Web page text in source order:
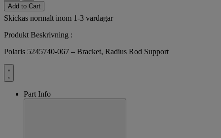
Add to Cart
Skickas normalt inom 1-3 vardagar
Produkt Beskrivning :
Polaris 5245740-067 – Bracket, Radius Rod Support
Part Info